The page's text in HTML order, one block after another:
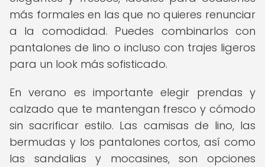
más formales en las que no quieres renunciar
a la comodidad. Puedes combinarlos con
pantalones de lino o incluso con trajes ligeros
para un look más sofisticado.
En verano es importante elegir prendas y
calzado que te mantengan fresco y cómodo
sin sacrificar estilo. Las camisas de lino, las
bermudas y los pantalones cortos, así como
las sandalias y mocasines, son opciones